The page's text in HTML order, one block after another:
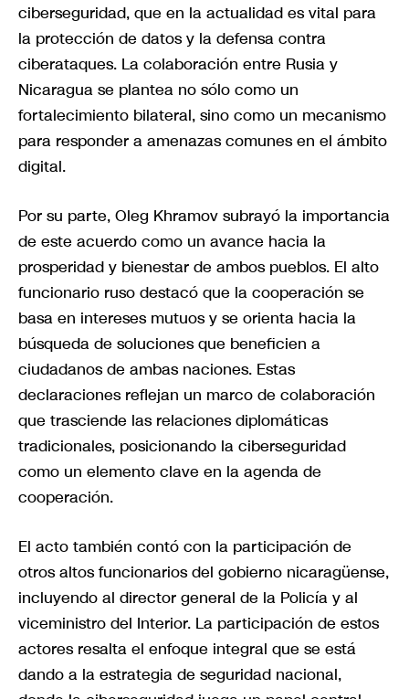
ciberseguridad, que en la actualidad es vital para
la protección de datos y la defensa contra
ciberataques. La colaboración entre Rusia y
Nicaragua se plantea no sólo como un
fortalecimiento bilateral, sino como un mecanismo
para responder a amenazas comunes en el ámbito
digital.
Por su parte, Oleg Khramov subrayó la importancia
de este acuerdo como un avance hacia la
prosperidad y bienestar de ambos pueblos. El alto
funcionario ruso destacó que la cooperación se
basa en intereses mutuos y se orienta hacia la
búsqueda de soluciones que beneficien a
ciudadanos de ambas naciones. Estas
declaraciones reflejan un marco de colaboración
que trasciende las relaciones diplomáticas
tradicionales, posicionando la ciberseguridad
como un elemento clave en la agenda de
cooperación.
El acto también contó con la participación de
otros altos funcionarios del gobierno nicaragüense,
incluyendo al director general de la Policía y al
viceministro del Interior. La participación de estos
actores resalta el enfoque integral que se está
dando a la estrategia de seguridad nacional,